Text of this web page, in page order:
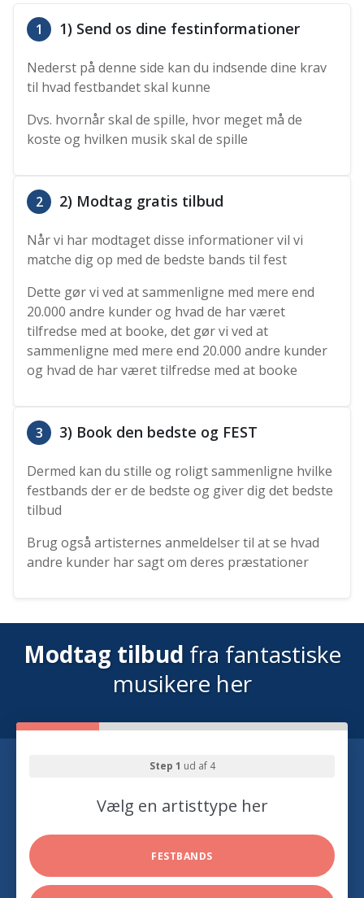
1 1) Send os dine festinformationer
Nederst på denne side kan du indsende dine krav
til hvad festbandet skal kunne
Dvs. hvornår skal de spille, hvor meget må de
koste og hvilken musik skal de spille
2 2) Modtag gratis tilbud
Når vi har modtaget disse informationer vil vi
matche dig op med de bedste bands til fest
Dette gør vi ved at sammenligne med mere end
20.000 andre kunder og hvad de har været
tilfredse med at booke, det gør vi ved at
sammenligne med mere end 20.000 andre kunder
og hvad de har været tilfredse med at booke
3 3) Book den bedste og FEST
Dermed kan du stille og roligt sammenligne hvilke
festbands der er de bedste og giver dig det bedste
tilbud
Brug også artisternes anmeldelser til at se hvad
andre kunder har sagt om deres præstationer
Modtag tilbud fra fantastiske
musikere her
Step 1 ud af 4
Vælg en artisttype her
FESTBANDS